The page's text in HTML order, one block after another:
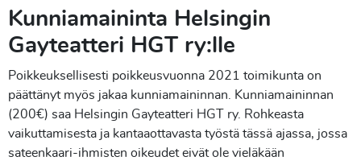
Kunniamaininta Helsingin
Gayteatteri HGT ry:lle
Poikkeuksellisesti poikkeusvuonna 2021 toimikunta on
päättänyt myös jakaa kunniamaininnan. Kunniamaininnan
(200€) saa Helsingin Gayteatteri HGT ry. Rohkeasta
vaikuttamisesta ja kantaaottavasta työstä tässä ajassa, jossa
sateenkaari-ihmisten oikeudet eivät ole vieläkään